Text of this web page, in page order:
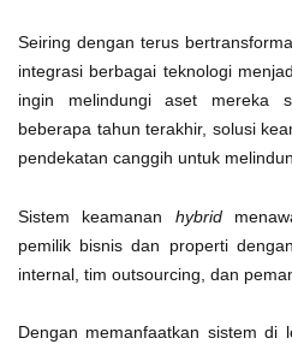
Seiring dengan terus
integrasi berbagai teknologi
ingin melindungi aset mereka
beberapa tahun terakhir, solusi
pendekatan canggih untuk
Sistem keamanan hybrid
pemilik bisnis dan properti
internal, tim outsourcing, dan
Dengan memanfaatkan sistem di